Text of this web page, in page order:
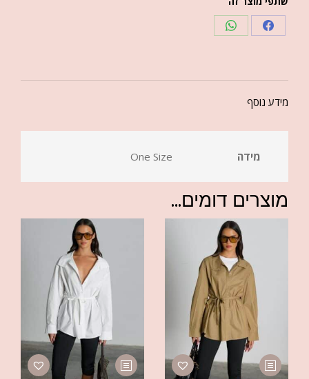
מידע נוסף
מידה One Size
מוצרים דומים...